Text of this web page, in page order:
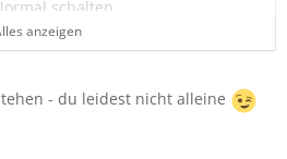
schalten.
auch ein GT und nicht ein GT line.
und kein Vernunft-Fahrzeug.
anzeigen
- du leidest nicht alleine